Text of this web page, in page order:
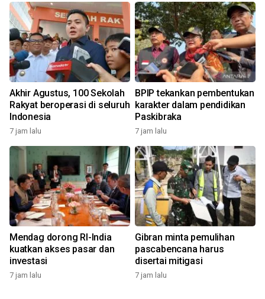
Akhir Agustus, 100 Sekolah
Rakyat beroperasi di seluruh
Indonesia
7 jam lalu
BPIP tekankan pembentukan
karakter dalam pendidikan
Paskibraka
7 jam lalu
Mendag dorong RI-India
kuatkan akses pasar dan
investasi
7 jam lalu
Gibran minta pemulihan
pascabencana harus
disertai mitigasi
7 jam lalu